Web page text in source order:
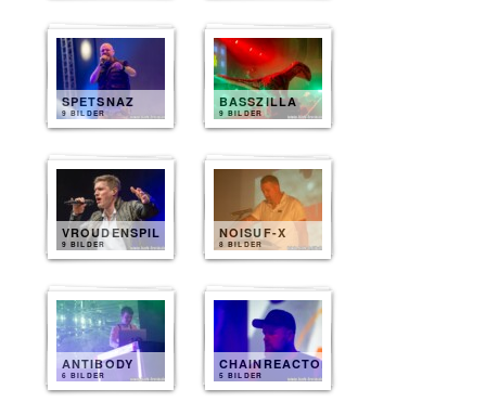
SPETSNAZ
9 BILDER
BASSZILLA
9 BILDER
VROUDENSPIL
9 BILDER
NOISUF-X
8 BILDER
ANTIBODY
6 BILDER
CHAINREACTOR
5 BILDER